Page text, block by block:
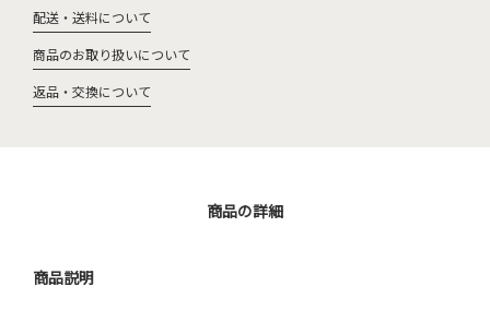
配送・送料について
商品のお取り扱いについて
返品・交換について
商品の詳細
商品説明